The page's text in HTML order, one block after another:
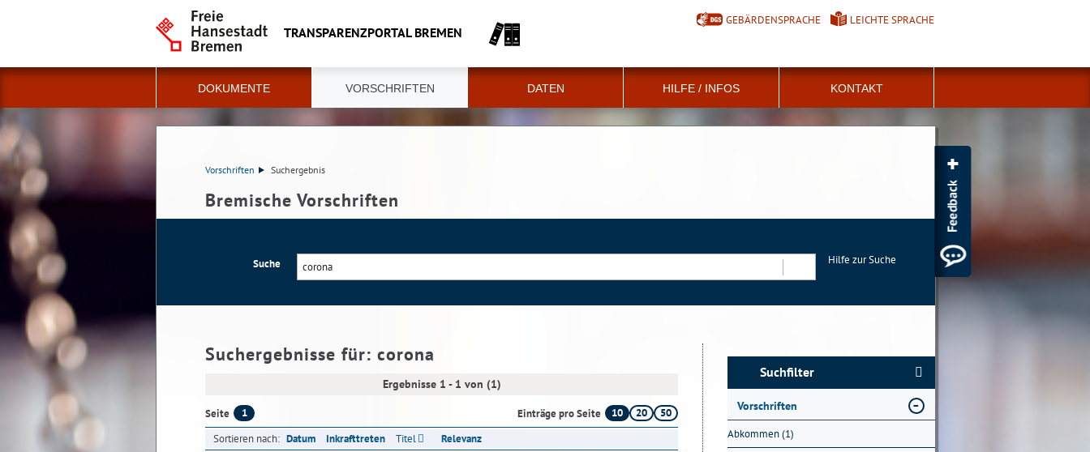
TRANSPARENZPORTAL BREMEN
GEBÄRDENSPRACHE LEICHTE SPRACHE
DOKUMENTE VORSCHRIFTEN DATEN HILFE / INFOS KONTAKT
Vorschriften Suchergebnis
Bremische Vorschriften
Suche
Hilfe zur Suche
Suchergebnisse für: corona
Ergebnisse 1 - 1 von (1)
Seite 1 Einträge pro Seite 10 20
50
Sortieren nach: Datum Inkrafttreten Titel Relevanz
Suchfilter
Vorschriften
Abkommen (1)